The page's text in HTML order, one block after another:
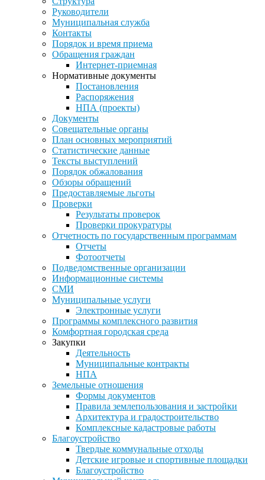
Руководители
Муниципальная служба
Контакты
Порядок и время приема
Обращения граждан
Интернет-приемная
Нормативные документы
Постановления
Распоряжения
НПА (проекты)
Документы
Совещательные органы
План основных мероприятий
Статистические данные
Тексты выступлений
Порядок обжалования
Обзоры обращений
Предоставляемые льготы
Проверки
Результаты проверок
Проверки прокуратуры
Отчетность по государственным программам
Отчеты
Фотоотчеты
Подведомственные организации
Информационные системы
СМИ
Муниципальные услуги
Электронные услуги
Программы комплексного развития
Комфортная городская среда
Закупки
Деятельность
Муниципальные контракты
НПА
Земельные отношения
Формы документов
Правила землепользования и застройки
Архитектура и градостроительство
Комплексные кадастровые работы
Благоустройство
Твердые коммунальные отходы
Детские игровые и спортивные площадки
Благоустройство